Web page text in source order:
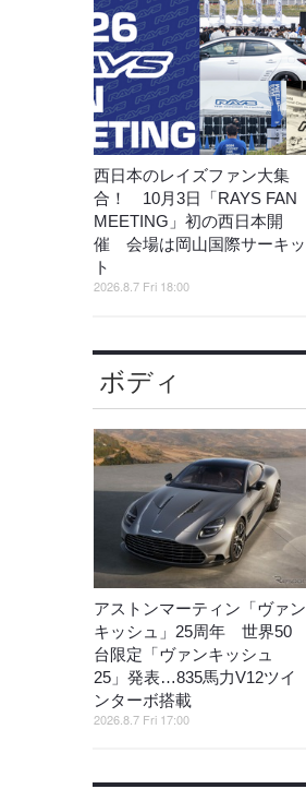
西日本のレイズファン大集
合！ 10月3日「RAYS FAN
MEETING」初の西日本開
催 会場は岡山国際サーキッ
ト
2026.8.7 Fri 18:00
ボディ
アストンマーティン「ヴァン
キッシュ」25周年 世界50
台限定「ヴァンキッシュ
25」発表…835馬力V12ツイ
ンターボ搭載
2026.8.7 Fri 17:00